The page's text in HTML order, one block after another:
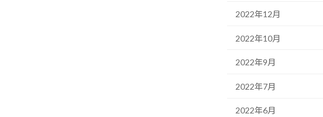
2022年12月
2022年10月
2022年9月
2022年7月
2022年6月